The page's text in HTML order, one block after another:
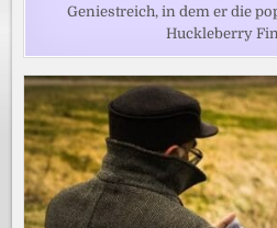
Geniestreich, in dem er die
Huckleberry